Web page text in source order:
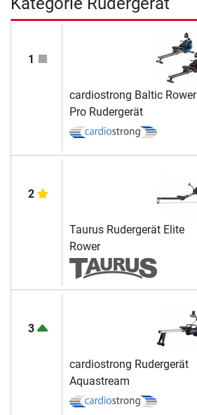
1
cardiostrong Baltic Rower
Pro Rudergerät
2
Taurus Rudergerät Elite
Rower
3
cardiostrong Rudergerät
Aquastream